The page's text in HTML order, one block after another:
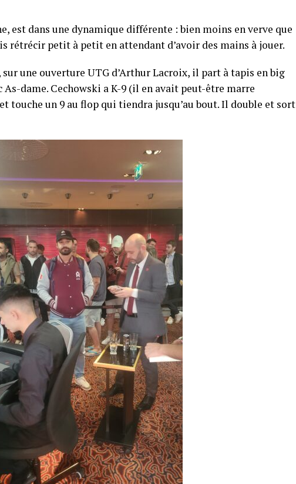
est dans une dynamique différente : bien moins en verve que
rétrécir petit à petit en attendant d’avoir des mains à jouer.
une ouverture UTG d’Arthur Lacroix, il part à tapis en big
dame. Cechowski a K-9 (il en avait peut-être marre
touche un 9 au flop qui tiendra jusqu’au bout. Il double et sort